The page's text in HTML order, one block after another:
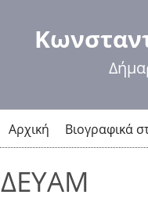
Αρχική Βιογραφικά
ΔΕΥΑΜ